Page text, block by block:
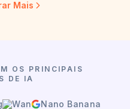
DE IA
ElevenLabs